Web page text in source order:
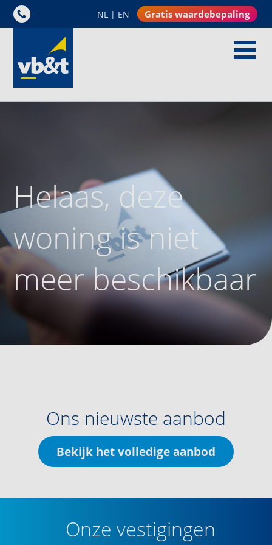
NL | EN Gratis waardebepaling
Helaas, deze
woning is niet
meer beschikbaar
Ons nieuwste aanbod
Bekijk het volledige aanbod
Onze vestigingen